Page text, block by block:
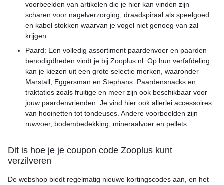
voorbeelden van artikelen die je hier kan vinden zijn
scharen voor nagelverzorging, draadspiraal als speelgoed
en kabel stokken waarvan je vogel niet genoeg van zal
krijgen.
Paard: Een volledig assortiment paardenvoer en paarden
benodigdheden vindt je bij Zooplus.nl. Op hun verfafdeling
kan je kiezen uit een grote selectie merken, waaronder
Marstall, Eggersman en Stephans. Paardensnacks en
traktaties zoals fruitige en meer zijn ook beschikbaar voor
jouw paardenvrienden. Je vind hier ook allerlei accessoires
van hooinetten tot tondeuses. Andere voorbeelden zijn
ruwvoer, bodembedekking, mineraalvoer en pellets.
Dit is hoe je je coupon code Zooplus kunt
verzilveren
De webshop biedt regelmatig nieuwe kortingscodes aan, en het